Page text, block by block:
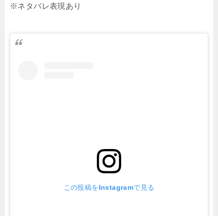
※ネタバレ表現あり
この投稿をInstagramで見る